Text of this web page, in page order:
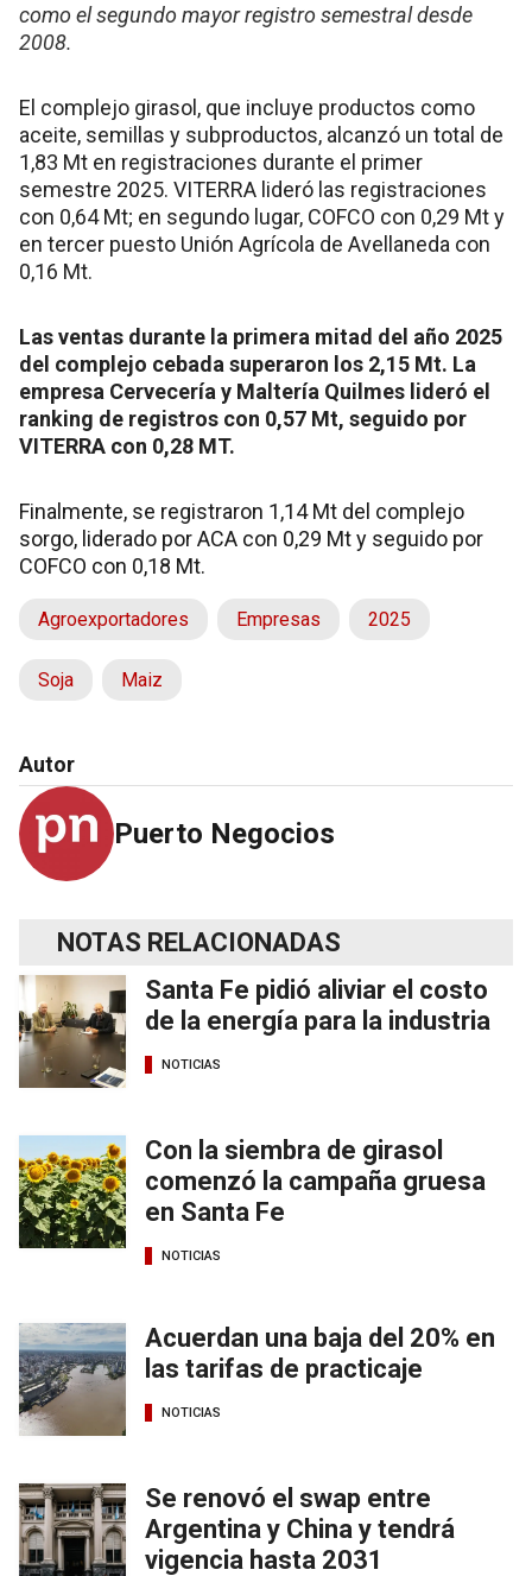
como el segundo mayor registro semestral desde
2008.
El complejo girasol, que incluye productos como
aceite, semillas y subproductos, alcanzó un total de
1,83 Mt en registraciones durante el primer
semestre 2025. VITERRA lideró las registraciones
con 0,64 Mt; en segundo lugar, COFCO con 0,29 Mt y
en tercer puesto Unión Agrícola de Avellaneda con
0,16 Mt.
Las ventas durante la primera mitad del año 2025
del complejo cebada superaron los 2,15 Mt. La
empresa Cervecería y Maltería Quilmes lideró el
ranking de registros con 0,57 Mt, seguido por
VITERRA con 0,28 MT.
Finalmente, se registraron 1,14 Mt del complejo
sorgo, liderado por ACA con 0,29 Mt y seguido por
COFCO con 0,18 Mt.
Agroexportadores Empresas 2025
Soja Maiz
Autor
Puerto Negocios
NOTAS RELACIONADAS
Santa Fe pidió aliviar el costo
de la energía para la industria
NOTICIAS
Con la siembra de girasol
comenzó la campaña gruesa
en Santa Fe
NOTICIAS
Acuerdan una baja del 20% en
las tarifas de practicaje
NOTICIAS
Se renovó el swap entre
Argentina y China y tendrá
vigencia hasta 2031